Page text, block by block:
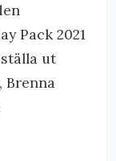
Pack 2021
ut
Brenna